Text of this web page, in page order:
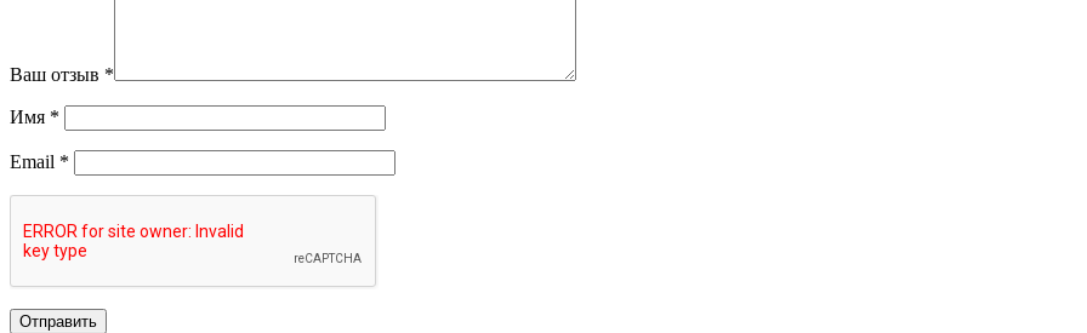
Ваш отзыв *
Имя *
Email *